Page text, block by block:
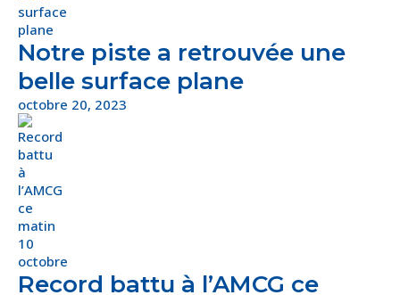
Notre piste a retrouvée une
belle surface plane
octobre 20, 2023
Record battu à l’AMCG ce